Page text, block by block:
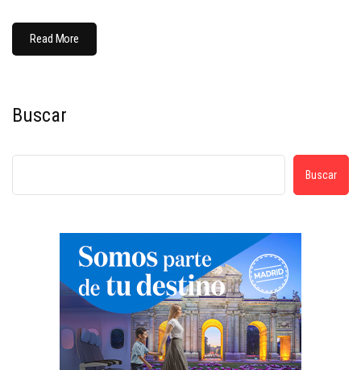
Read More
Buscar
Buscar